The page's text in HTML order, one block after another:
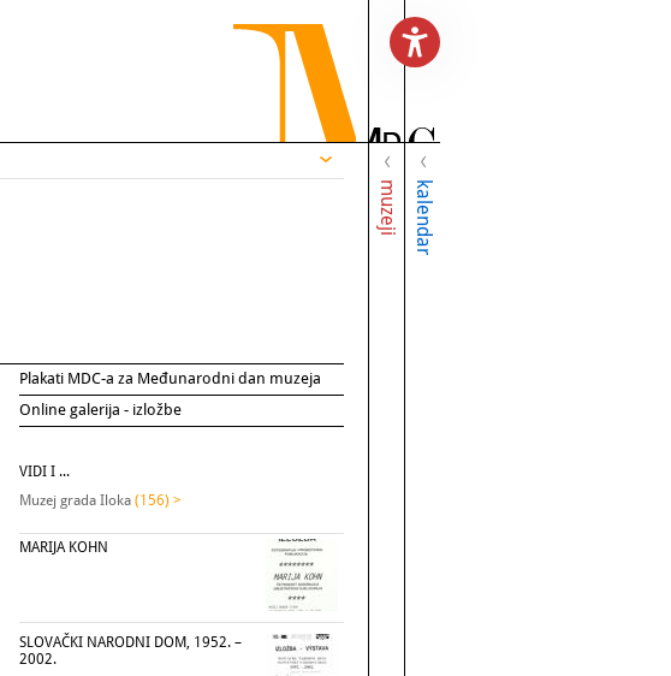
muzeji kalendar
Plakati MDC-a za Međunarodni dan muzeja
Online galerija - izložbe
VIDI I ...
Muzej grada Iloka (156) >
MARIJA KOHN
SLOVAČKI NARODNI DOM, 1952. –
2002.